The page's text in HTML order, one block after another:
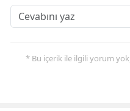
* Bu içerik ile ilgili yorum